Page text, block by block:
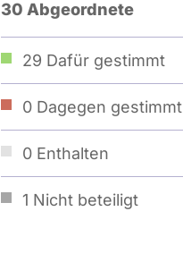
30 Abgeordnete
29 Dafür gestimmt
0 Dagegen gestimmt
0 Enthalten
1 Nicht beteiligt